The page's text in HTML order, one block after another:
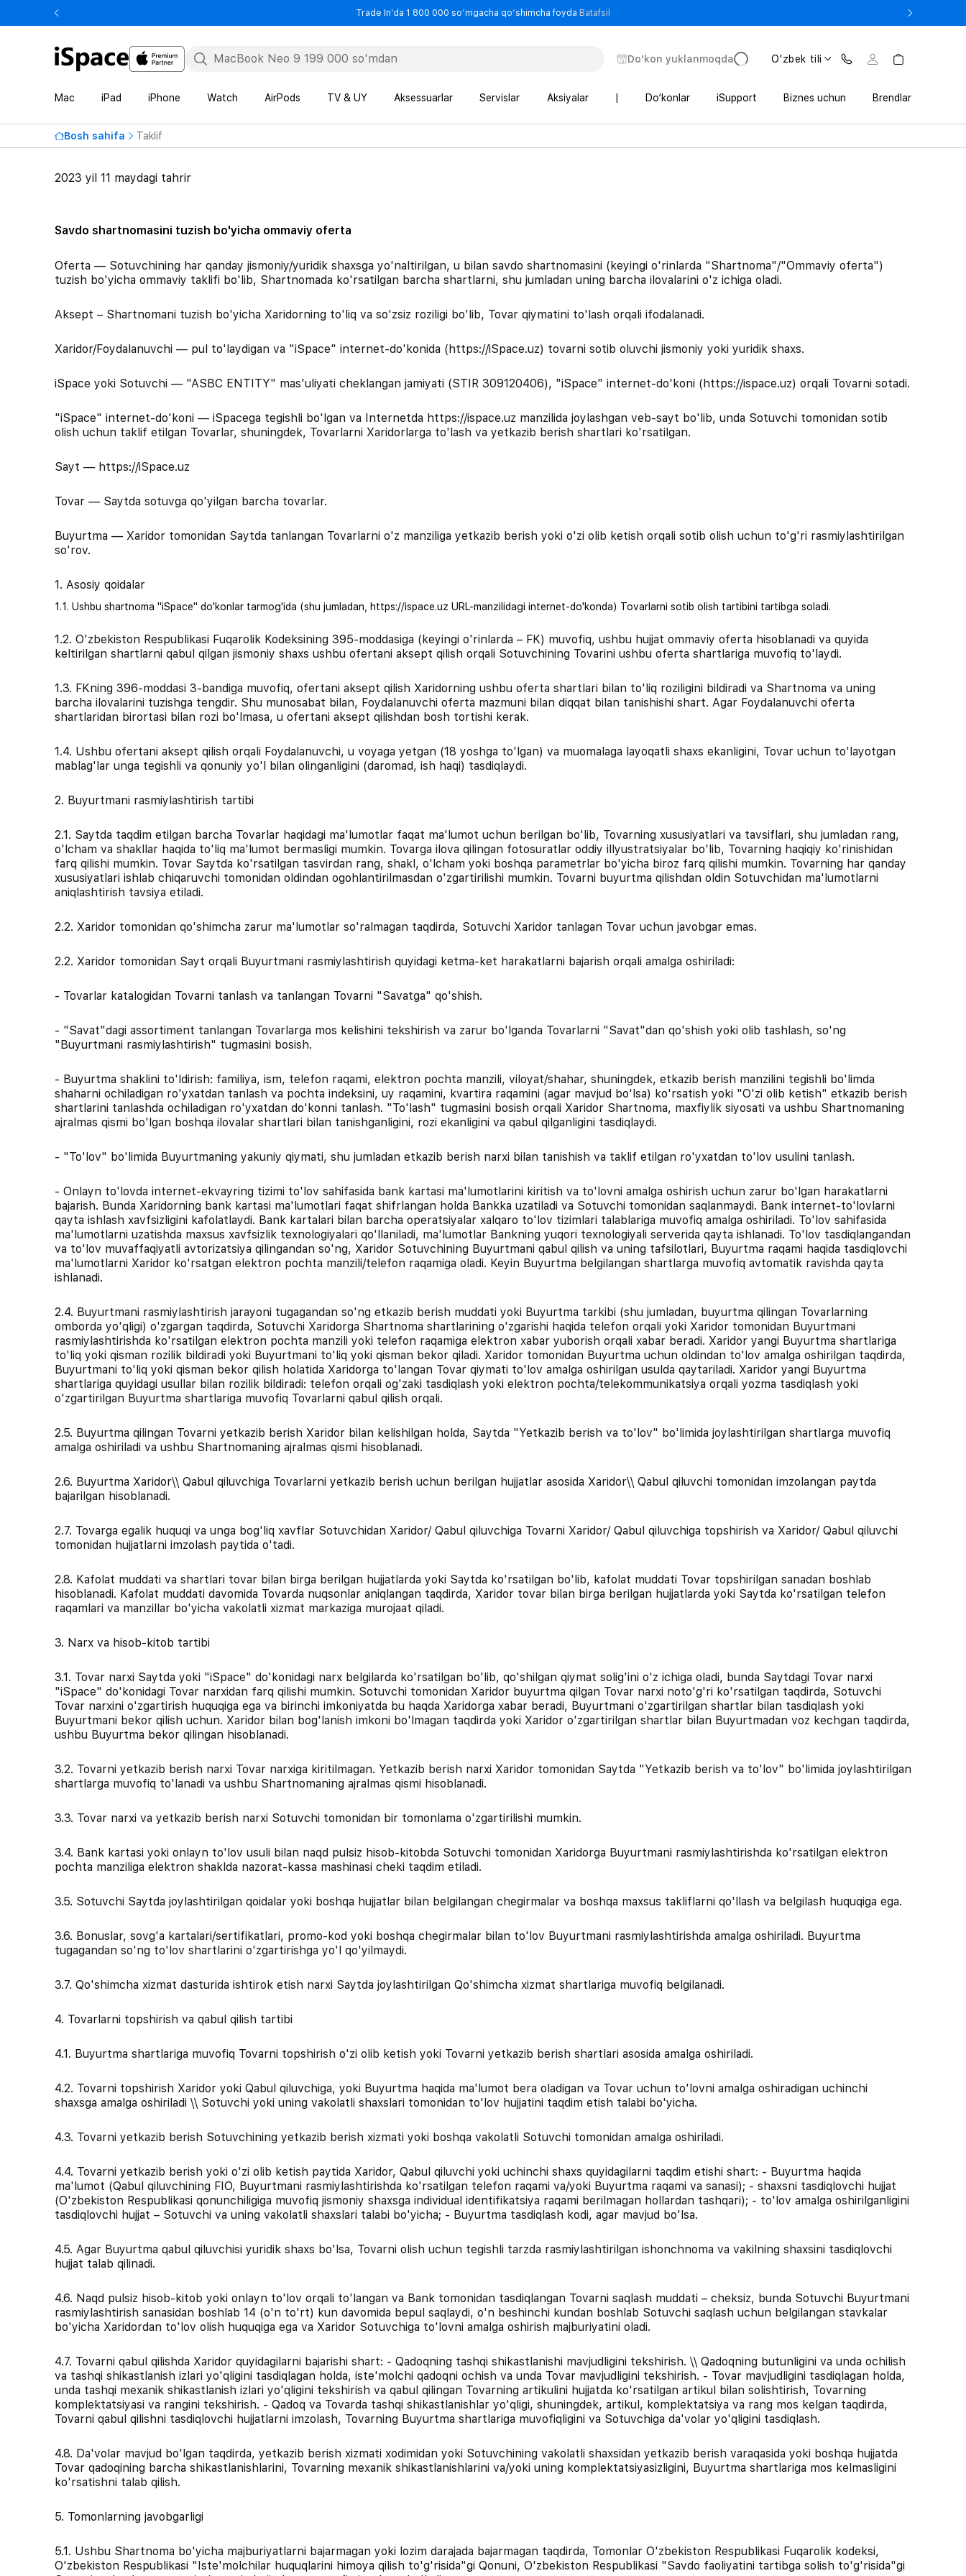
Trade In’da 1 800 000 so‘mgacha qo‘shimcha foyda Batafsil
Do'kon yuklanmoqda O'zbek tili
Mac iPad iPhone Watch AirPods TV & UY Aksessuarlar Servislar Aksiyalar Do‘konlar iSupport Biznes uchun Brendlar
Bosh sahifa Taklif
2023 yil 11 maydagi tahrir
Savdo shartnomasini tuzish bo'yicha ommaviy oferta
Oferta — Sotuvchining har qanday jismoniy/yuridik shaxsga yo'naltirilgan, u bilan savdo shartnomasini (keyingi o'rinlarda "Shartnoma"/"Ommaviy oferta")
tuzish bo'yicha ommaviy taklifi bo'lib, Shartnomada ko'rsatilgan barcha shartlarni, shu jumladan uning barcha ilovalarini o'z ichiga oladi.
Aksept – Shartnomani tuzish bo'yicha Xaridorning to'liq va so'zsiz roziligi bo'lib, Tovar qiymatini to'lash orqali ifodalanadi.
Xaridor/Foydalanuvchi — pul to'laydigan va "iSpace" internet-do'konida (https://iSpace.uz) tovarni sotib oluvchi jismoniy yoki yuridik shaxs.
iSpace yoki Sotuvchi — "ASBC ENTITY" mas'uliyati cheklangan jamiyati (STIR 309120406), "iSpace" internet-do'koni (https://ispace.uz) orqali Tovarni sotadi.
"iSpace" internet-do'koni — iSpacega tegishli bo'lgan va Internetda https://ispace.uz manzilida joylashgan veb-sayt bo'lib, unda Sotuvchi tomonidan sotib
olish uchun taklif etilgan Tovarlar, shuningdek, Tovarlarni Xaridorlarga to'lash va yetkazib berish shartlari ko'rsatilgan.
Sayt — https://iSpace.uz
Tovar — Saytda sotuvga qo'yilgan barcha tovarlar.
Buyurtma — Xaridor tomonidan Saytda tanlangan Tovarlarni o'z manziliga yetkazib berish yoki o'zi olib ketish orqali sotib olish uchun to'g'ri rasmiylashtirilgan
so'rov.
1. Asosiy qoidalar
1.1. Ushbu shartnoma "iSpace" do'konlar tarmog'ida (shu jumladan, https://ispace.uz URL-manzilidagi internet-do'konda) Tovarlarni sotib olish tartibini tartibga soladi.
1.2. O'zbekiston Respublikasi Fuqarolik Kodeksining 395-moddasiga (keyingi o'rinlarda – FK) muvofiq, ushbu hujjat ommaviy oferta hisoblanadi va quyida
keltirilgan shartlarni qabul qilgan jismoniy shaxs ushbu ofertani aksept qilish orqali Sotuvchining Tovarini ushbu oferta shartlariga muvofiq to'laydi.
1.3. FKning 396-moddasi 3-bandiga muvofiq, ofertani aksept qilish Xaridorning ushbu oferta shartlari bilan to'liq roziligini bildiradi va Shartnoma va uning
barcha ilovalarini tuzishga tengdir. Shu munosabat bilan, Foydalanuvchi oferta mazmuni bilan diqqat bilan tanishishi shart. Agar Foydalanuvchi oferta
shartlaridan birortasi bilan rozi bo'lmasa, u ofertani aksept qilishdan bosh tortishi kerak.
1.4. Ushbu ofertani aksept qilish orqali Foydalanuvchi, u voyaga yetgan (18 yoshga to'lgan) va muomalaga layoqatli shaxs ekanligini, Tovar uchun to'layotgan
mablag'lar unga tegishli va qonuniy yo'l bilan olinganligini (daromad, ish haqi) tasdiqlaydi.
2. Buyurtmani rasmiylashtirish tartibi
2.1. Saytda taqdim etilgan barcha Tovarlar haqidagi ma'lumotlar faqat ma'lumot uchun berilgan bo'lib, Tovarning xususiyatlari va tavsiflari, shu jumladan rang,
o'lcham va shakllar haqida to'liq ma'lumot bermasligi mumkin. Tovarga ilova qilingan fotosuratlar oddiy illyustratsiyalar bo'lib, Tovarning haqiqiy ko'rinishidan
farq qilishi mumkin. Tovar Saytda ko'rsatilgan tasvirdan rang, shakl, o'lcham yoki boshqa parametrlar bo'yicha biroz farq qilishi mumkin. Tovarning har qanday
xususiyatlari ishlab chiqaruvchi tomonidan oldindan ogohlantirilmasdan o'zgartirilishi mumkin. Tovarni buyurtma qilishdan oldin Sotuvchidan ma'lumotlarni
aniqlashtirish tavsiya etiladi.
2.2. Xaridor tomonidan qo'shimcha zarur ma'lumotlar so'ralmagan taqdirda, Sotuvchi Xaridor tanlagan Tovar uchun javobgar emas.
2.2. Xaridor tomonidan Sayt orqali Buyurtmani rasmiylashtirish quyidagi ketma-ket harakatlarni bajarish orqali amalga oshiriladi:
- Tovarlar katalogidan Tovarni tanlash va tanlangan Tovarni "Savatga" qo'shish.
- "Savat"dagi assortiment tanlangan Tovarlarga mos kelishini tekshirish va zarur bo'lganda Tovarlarni "Savat"dan qo'shish yoki olib tashlash, so'ng
"Buyurtmani rasmiylashtirish" tugmasini bosish.
- Buyurtma shaklini to'ldirish: familiya, ism, telefon raqami, elektron pochta manzili, viloyat/shahar, shuningdek, etkazib berish manzilini tegishli bo'limda
shaharni ochiladigan ro'yxatdan tanlash va pochta indeksini, uy raqamini, kvartira raqamini (agar mavjud bo'lsa) ko'rsatish yoki "O'zi olib ketish" etkazib berish
shartlarini tanlashda ochiladigan ro'yxatdan do'konni tanlash. "To'lash" tugmasini bosish orqali Xaridor Shartnoma, maxfiylik siyosati va ushbu Shartnomaning
ajralmas qismi bo'lgan boshqa ilovalar shartlari bilan tanishganligini, rozi ekanligini va qabul qilganligini tasdiqlaydi.
- "To'lov" bo'limida Buyurtmaning yakuniy qiymati, shu jumladan etkazib berish narxi bilan tanishish va taklif etilgan ro'yxatdan to'lov usulini tanlash.
- Onlayn to'lovda internet-ekvayring tizimi to'lov sahifasida bank kartasi ma'lumotlarini kiritish va to'lovni amalga oshirish uchun zarur bo'lgan harakatlarni
bajarish. Bunda Xaridorning bank kartasi ma'lumotlari faqat shifrlangan holda Bankka uzatiladi va Sotuvchi tomonidan saqlanmaydi. Bank internet-to'lovlarni
qayta ishlash xavfsizligini kafolatlaydi. Bank kartalari bilan barcha operatsiyalar xalqaro to'lov tizimlari talablariga muvofiq amalga oshiriladi. To'lov sahifasida
ma'lumotlarni uzatishda maxsus xavfsizlik texnologiyalari qo'llaniladi, ma'lumotlar Bankning yuqori texnologiyali serverida qayta ishlanadi. To'lov tasdiqlangandan
va to'lov muvaffaqiyatli avtorizatsiya qilingandan so'ng, Xaridor Sotuvchining Buyurtmani qabul qilish va uning tafsilotlari, Buyurtma raqami haqida tasdiqlovchi
ma'lumotlarni Xaridor ko'rsatgan elektron pochta manzili/telefon raqamiga oladi. Keyin Buyurtma belgilangan shartlarga muvofiq avtomatik ravishda qayta
ishlanadi.
2.4. Buyurtmani rasmiylashtirish jarayoni tugagandan so'ng etkazib berish muddati yoki Buyurtma tarkibi (shu jumladan, buyurtma qilingan Tovarlarning
omborda yo'qligi) o'zgargan taqdirda, Sotuvchi Xaridorga Shartnoma shartlarining o'zgarishi haqida telefon orqali yoki Xaridor tomonidan Buyurtmani
rasmiylashtirishda ko'rsatilgan elektron pochta manzili yoki telefon raqamiga elektron xabar yuborish orqali xabar beradi. Xaridor yangi Buyurtma shartlariga
to'liq yoki qisman rozilik bildiradi yoki Buyurtmani to'liq yoki qisman bekor qiladi. Xaridor tomonidan Buyurtma uchun oldindan to'lov amalga oshirilgan taqdirda,
Buyurtmani to'liq yoki qisman bekor qilish holatida Xaridorga to'langan Tovar qiymati to'lov amalga oshirilgan usulda qaytariladi. Xaridor yangi Buyurtma
shartlariga quyidagi usullar bilan rozilik bildiradi: telefon orqali og'zaki tasdiqlash yoki elektron pochta/telekommunikatsiya orqali yozma tasdiqlash yoki
o'zgartirilgan Buyurtma shartlariga muvofiq Tovarlarni qabul qilish orqali.
2.5. Buyurtma qilingan Tovarni yetkazib berish Xaridor bilan kelishilgan holda, Saytda "Yetkazib berish va to'lov" bo'limida joylashtirilgan shartlarga muvofiq
amalga oshiriladi va ushbu Shartnomaning ajralmas qismi hisoblanadi.
2.6. Buyurtma Xaridor\\ Qabul qiluvchiga Tovarlarni yetkazib berish uchun berilgan hujjatlar asosida Xaridor\\ Qabul qiluvchi tomonidan imzolangan paytda
bajarilgan hisoblanadi.
2.7. Tovarga egalik huquqi va unga bog'liq xavflar Sotuvchidan Xaridor/ Qabul qiluvchiga Tovarni Xaridor/ Qabul qiluvchiga topshirish va Xaridor/ Qabul qiluvchi
tomonidan hujjatlarni imzolash paytida o'tadi.
2.8. Kafolat muddati va shartlari tovar bilan birga berilgan hujjatlarda yoki Saytda ko'rsatilgan bo'lib, kafolat muddati Tovar topshirilgan sanadan boshlab
hisoblanadi. Kafolat muddati davomida Tovarda nuqsonlar aniqlangan taqdirda, Xaridor tovar bilan birga berilgan hujjatlarda yoki Saytda ko'rsatilgan telefon
raqamlari va manzillar bo'yicha vakolatli xizmat markaziga murojaat qiladi.
3. Narx va hisob-kitob tartibi
3.1. Tovar narxi Saytda yoki "iSpace" do'konidagi narx belgilarda ko'rsatilgan bo'lib, qo'shilgan qiymat solig'ini o'z ichiga oladi, bunda Saytdagi Tovar narxi
"iSpace" do'konidagi Tovar narxidan farq qilishi mumkin. Sotuvchi tomonidan Xaridor buyurtma qilgan Tovar narxi noto'g'ri ko'rsatilgan taqdirda, Sotuvchi
Tovar narxini o'zgartirish huquqiga ega va birinchi imkoniyatda bu haqda Xaridorga xabar beradi, Buyurtmani o'zgartirilgan shartlar bilan tasdiqlash yoki
Buyurtmani bekor qilish uchun. Xaridor bilan bog'lanish imkoni bo'lmagan taqdirda yoki Xaridor o'zgartirilgan shartlar bilan Buyurtmadan voz kechgan taqdirda,
ushbu Buyurtma bekor qilingan hisoblanadi.
3.2. Tovarni yetkazib berish narxi Tovar narxiga kiritilmagan. Yetkazib berish narxi Xaridor tomonidan Saytda "Yetkazib berish va to'lov" bo'limida joylashtirilgan
shartlarga muvofiq to'lanadi va ushbu Shartnomaning ajralmas qismi hisoblanadi.
3.3. Tovar narxi va yetkazib berish narxi Sotuvchi tomonidan bir tomonlama o'zgartirilishi mumkin.
3.4. Bank kartasi yoki onlayn to'lov usuli bilan naqd pulsiz hisob-kitobda Sotuvchi tomonidan Xaridorga Buyurtmani rasmiylashtirishda ko'rsatilgan elektron
pochta manziliga elektron shaklda nazorat-kassa mashinasi cheki taqdim etiladi.
3.5. Sotuvchi Saytda joylashtirilgan qoidalar yoki boshqa hujjatlar bilan belgilangan chegirmalar va boshqa maxsus takliflarni qo'llash va belgilash huquqiga ega.
3.6. Bonuslar, sovg'a kartalari/sertifikatlari, promo-kod yoki boshqa chegirmalar bilan to'lov Buyurtmani rasmiylashtirishda amalga oshiriladi. Buyurtma
tugagandan so'ng to'lov shartlarini o'zgartirishga yo'l qo'yilmaydi.
3.7. Qo'shimcha xizmat dasturida ishtirok etish narxi Saytda joylashtirilgan Qo'shimcha xizmat shartlariga muvofiq belgilanadi.
4. Tovarlarni topshirish va qabul qilish tartibi
4.1. Buyurtma shartlariga muvofiq Tovarni topshirish o'zi olib ketish yoki Tovarni yetkazib berish shartlari asosida amalga oshiriladi.
4.2. Tovarni topshirish Xaridor yoki Qabul qiluvchiga, yoki Buyurtma haqida ma'lumot bera oladigan va Tovar uchun to'lovni amalga oshiradigan uchinchi
shaxsga amalga oshiriladi \\ Sotuvchi yoki uning vakolatli shaxslari tomonidan to'lov hujjatini taqdim etish talabi bo'yicha.
4.3. Tovarni yetkazib berish Sotuvchining yetkazib berish xizmati yoki boshqa vakolatli Sotuvchi tomonidan amalga oshiriladi.
4.4. Tovarni yetkazib berish yoki o'zi olib ketish paytida Xaridor, Qabul qiluvchi yoki uchinchi shaxs quyidagilarni taqdim etishi shart: - Buyurtma haqida
ma'lumot (Qabul qiluvchining FIO, Buyurtmani rasmiylashtirishda ko'rsatilgan telefon raqami va/yoki Buyurtma raqami va sanasi); - shaxsni tasdiqlovchi hujjat
(O'zbekiston Respublikasi qonunchiligiga muvofiq jismoniy shaxsga individual identifikatsiya raqami berilmagan hollardan tashqari); - to'lov amalga oshirilganligini
tasdiqlovchi hujjat – Sotuvchi va uning vakolatli shaxslari talabi bo'yicha; - Buyurtma tasdiqlash kodi, agar mavjud bo'lsa.
4.5. Agar Buyurtma qabul qiluvchisi yuridik shaxs bo'lsa, Tovarni olish uchun tegishli tarzda rasmiylashtirilgan ishonchnoma va vakilning shaxsini tasdiqlovchi
hujjat talab qilinadi.
4.6. Naqd pulsiz hisob-kitob yoki onlayn to'lov orqali to'langan va Bank tomonidan tasdiqlangan Tovarni saqlash muddati – cheksiz, bunda Sotuvchi Buyurtmani
rasmiylashtirish sanasidan boshlab 14 (o'n to'rt) kun davomida bepul saqlaydi, o'n beshinchi kundan boshlab Sotuvchi saqlash uchun belgilangan stavkalar
bo'yicha Xaridordan to'lov olish huquqiga ega va Xaridor Sotuvchiga to'lovni amalga oshirish majburiyatini oladi.
4.7. Tovarni qabul qilishda Xaridor quyidagilarni bajarishi shart: - Qadoqning tashqi shikastlanishi mavjudligini tekshirish. \\ Qadoqning butunligini va unda ochilish
va tashqi shikastlanish izlari yo'qligini tasdiqlagan holda, iste'molchi qadoqni ochish va unda Tovar mavjudligini tekshirish. - Tovar mavjudligini tasdiqlagan holda,
unda tashqi mexanik shikastlanish izlari yo'qligini tekshirish va qabul qilingan Tovarning artikulini hujjatda ko'rsatilgan artikul bilan solishtirish, Tovarning
komplektatsiyasi va rangini tekshirish. - Qadoq va Tovarda tashqi shikastlanishlar yo'qligi, shuningdek, artikul, komplektatsiya va rang mos kelgan taqdirda,
Tovarni qabul qilishni tasdiqlovchi hujjatlarni imzolash, Tovarning Buyurtma shartlariga muvofiqligini va Sotuvchiga da'volar yo'qligini tasdiqlash.
4.8. Da'volar mavjud bo'lgan taqdirda, yetkazib berish xizmati xodimidan yoki Sotuvchining vakolatli shaxsidan yetkazib berish varaqasida yoki boshqa hujjatda
Tovar qadoqining barcha shikastlanishlarini, Tovarning mexanik shikastlanishlarini va/yoki uning komplektatsiyasizligini, Buyurtma shartlariga mos kelmasligini
ko'rsatishni talab qilish.
5. Tomonlarning javobgarligi
5.1. Ushbu Shartnoma bo'yicha majburiyatlarni bajarmagan yoki lozim darajada bajarmagan taqdirda, Tomonlar O'zbekiston Respublikasi Fuqarolik kodeksi,
O'zbekiston Respublikasi "Iste'molchilar huquqlarini himoya qilish to'g'risida"gi Qonuni, O'zbekiston Respublikasi "Savdo faoliyatini tartibga solish to'g'risida"gi